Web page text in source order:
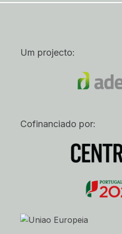
Um projecto:
Cofinanciado por: